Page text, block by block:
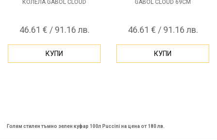
КОЛЕЛА GABOL CLOUD
46.61 € / 91.16 лв.
КУПИ
GABOL CLOUD 69СМ
46.61 € / 91.16 лв.
КУПИ
Голям стилен тъмно зелен куфар 100л Puccini на цена от 180 лв.